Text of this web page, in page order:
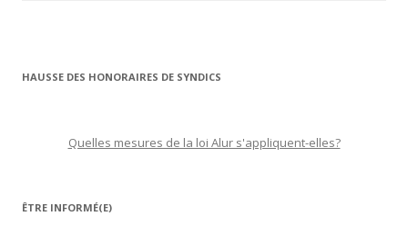
HAUSSE DES HONORAIRES DE SYNDICS
Quelles mesures de la loi Alur s'appliquent-elles?
ÊTRE INFORMÉ(E)